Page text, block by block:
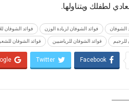
لطفلك ويتناولها.
الشوفان فوائد الشوفان لزيادة الوزن فوائد الشوفان
للرجيم فوائد الشوفان للرياضيين فوائد الشوفان للشعر
Facebook
Twitter